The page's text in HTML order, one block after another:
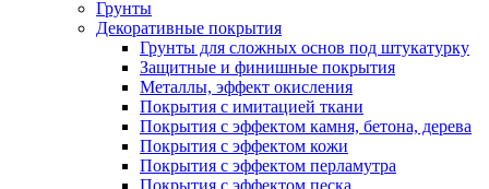
Грунты
Декоративные покрытия
Грунты для сложных основ под штукатурку
Защитные и финишные покрытия
Металлы, эффект окисления
Покрытия с имитацией ткани
Покрытия с эффектом камня, бетона, дерева
Покрытия с эффектом кожи
Покрытия с эффектом перламутра
Покрытия с эффектом песка